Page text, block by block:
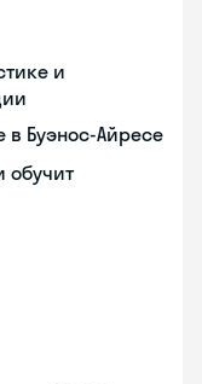
и
в Буэнос-Айресе
обучит